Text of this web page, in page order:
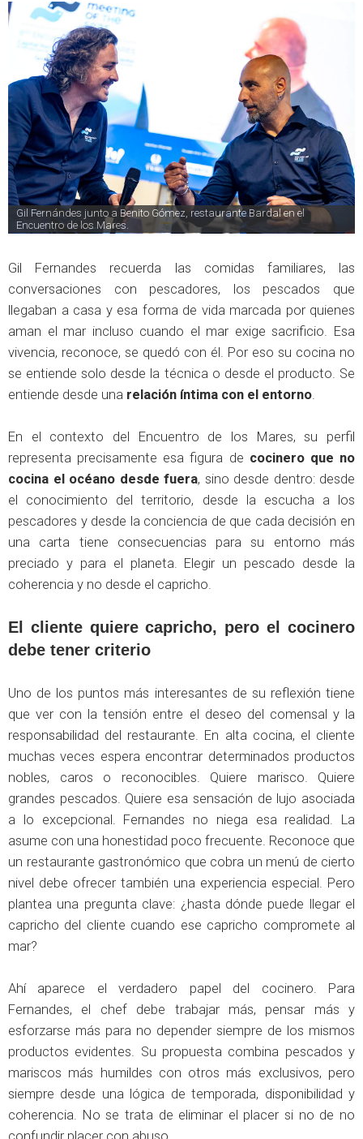
Gil Fernándes junto a Benito Gómez, restaurante Bardal en el
Encuentro de los Mares.
Gil Fernandes recuerda las comidas familiares, las
conversaciones con pescadores, los pescados que
llegaban a casa y esa forma de vida marcada por quienes
aman el mar incluso cuando el mar exige sacrificio. Esa
vivencia, reconoce, se quedó con él. Por eso su cocina no
se entiende solo desde la técnica o desde el producto. Se
entiende desde una relación íntima con el entorno.
En el contexto del Encuentro de los Mares, su perfil
representa precisamente esa figura de cocinero que no
cocina el océano desde fuera, sino desde dentro: desde
el conocimiento del territorio, desde la escucha a los
pescadores y desde la conciencia de que cada decisión en
una carta tiene consecuencias para su entorno más
preciado y para el planeta. Elegir un pescado desde la
coherencia y no desde el capricho.
El cliente quiere capricho, pero el cocinero
debe tener criterio
Uno de los puntos más interesantes de su reflexión tiene
que ver con la tensión entre el deseo del comensal y la
responsabilidad del restaurante. En alta cocina, el cliente
muchas veces espera encontrar determinados productos
nobles, caros o reconocibles. Quiere marisco. Quiere
grandes pescados. Quiere esa sensación de lujo asociada
a lo excepcional. Fernandes no niega esa realidad. La
asume con una honestidad poco frecuente. Reconoce que
un restaurante gastronómico que cobra un menú de cierto
nivel debe ofrecer también una experiencia especial. Pero
plantea una pregunta clave: ¿hasta dónde puede llegar el
capricho del cliente cuando ese capricho compromete al
mar?
Ahí aparece el verdadero papel del cocinero. Para
Fernandes, el chef debe trabajar más, pensar más y
esforzarse más para no depender siempre de los mismos
productos evidentes. Su propuesta combina pescados y
mariscos más humildes con otros más exclusivos, pero
siempre desde una lógica de temporada, disponibilidad y
coherencia. No se trata de eliminar el placer si no de no